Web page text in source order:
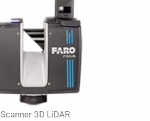
Scanner 3D LiDAR